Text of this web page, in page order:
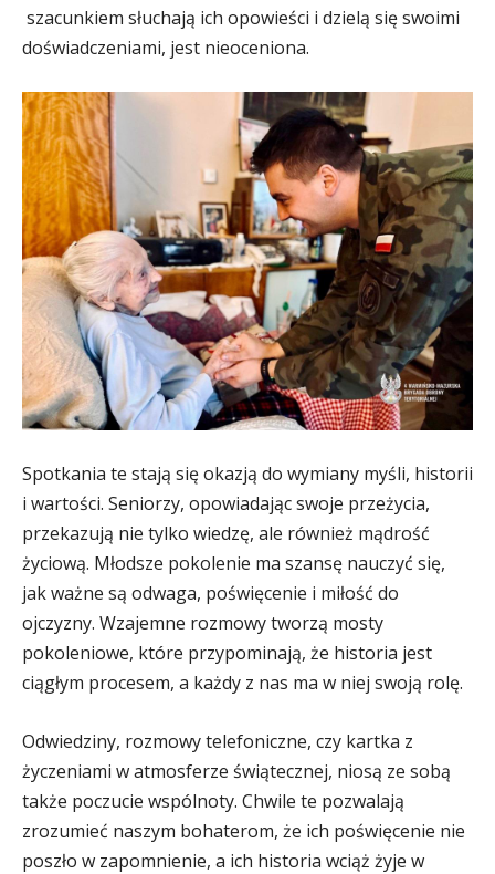
szacunkiem słuchają ich opowieści i dzielą się swoimi
doświadczeniami, jest nieoceniona.
Spotkania te stają się okazją do wymiany myśli, historii
i wartości. Seniorzy, opowiadając swoje przeżycia,
przekazują nie tylko wiedzę, ale również mądrość
życiową. Młodsze pokolenie ma szansę nauczyć się,
jak ważne są odwaga, poświęcenie i miłość do
ojczyzny. Wzajemne rozmowy tworzą mosty
pokoleniowe, które przypominają, że historia jest
ciągłym procesem, a każdy z nas ma w niej swoją rolę.
Odwiedziny, rozmowy telefoniczne, czy kartka z
życzeniami w atmosferze świątecznej, niosą ze sobą
także poczucie wspólnoty. Chwile te pozwalają
zrozumieć naszym bohaterom, że ich poświęcenie nie
poszło w zapomnienie, a ich historia wciąż żyje w